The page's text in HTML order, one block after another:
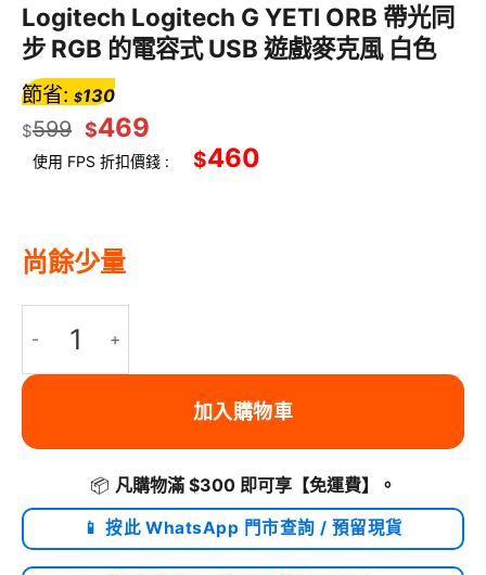
Logitech Logitech G YETI ORB 帶光同
步 RGB 的電容式 USB 遊戲麥克風 白色
$599 $469
節省: $130
使用 FPS 折扣價錢 : $460
尚餘少量
加入購物車
📦 凡購物滿 $300 即可享 【免運費】 。
📱 按此 WhatsApp 門市查詢 / 預留現貨